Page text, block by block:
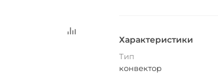
Характеристики
Тип
конвектор